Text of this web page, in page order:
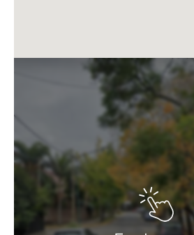
completo. Conexión para
Ambos poseen terraza propia en
acceso desde la escalera general
Las terminaciones son de alta
con piso de porcelanato, pre
acondicionado, cocina con
artefactos de cocina de primera
por radiadores de agua caliente
dual a gas individual, carpinterías